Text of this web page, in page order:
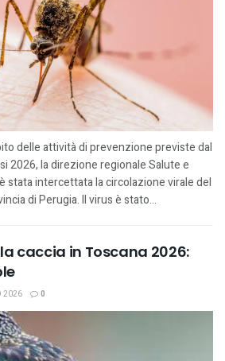
delle attività di prevenzione previste dal
2026, la direzione regionale Salute e
stata intercettata la circolazione virale del
di Perugia. Il virus è stato...
caccia in Toscana 2026:
2026 0